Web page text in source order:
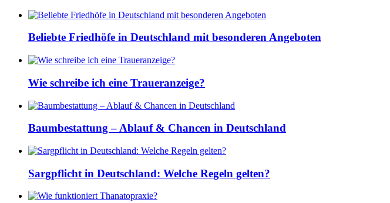
Beliebte Friedhöfe in Deutschland mit besonderen Angeboten
Wie schreibe ich eine Traueranzeige?
Baumbestattung – Ablauf & Chancen in Deutschland
Sargpflicht in Deutschland: Welche Regeln gelten?